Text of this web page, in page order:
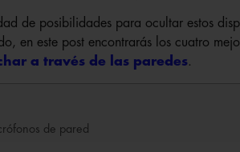
de posibilidades para ocultar estos
en este post encontrarás los cuatro
a través de las paredes.
de pared